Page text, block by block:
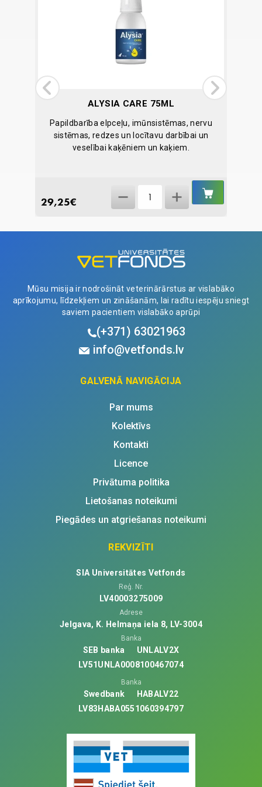
GROZĀ
ALYSIA CARE 75ML
Papildbarība elpceļu, imūnsistēmas, nervu
sistēmas, redzes un locītavu darbībai un
veselībai kaķēniem un kaķiem.
29,25€
Care
Mūsu misija ir nodrošināt veterinārārstus ar vislabāko
aprīkojumu, līdzekļiem un zināšanām, lai radītu iespēju sniegt
saviem pacientiem vislabāko aprūpi
(+371) 63021963
info@vetfonds.lv
GALVENĀ NAVIGĀCIJA
Par mums
Kolektīvs
Kontakti
Licence
Privātuma politika
Lietošanas noteikumi
Piegādes un atgriešanas noteikumi
REKVIZĪTI
SIA Universitātes Vetfonds
Reģ. Nr.
LV40003275009
Adrese
Jelgava, K. Helmaņa iela 8, LV-3004
Banka
SEB banka
UNLALV2X
LV51UNLA0008100467074
Banka
Swedbank
HABALV22
LV83HABA0551060394797